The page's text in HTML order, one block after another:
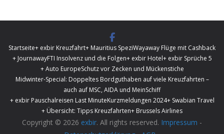
Startseite+ exbir Kreuzfahrt+ Mauritius SpeziWayaway Flüge mit Cashback
+ JournawayFTI Insolvenz und die Folgen+ exbir Hotel+ exbir Sprüche 5
+ Auto EuropeSchutz vor Zecken und Mückenstiche
Midwinter-Special: Doppeltes Bordguthaben auf viele Kreuzfahrten –
auch auf MSC, AIDA und MeinSchiff
+ exbir Pauschalreisen Last MinuteKurzmeldungen 2024+ Swabian Travel
+ Übersicht: Tipps Kreuzfahrten+ Brussels Airlines
Copyright © 2026 exbir. All rights reserved. Impressum -